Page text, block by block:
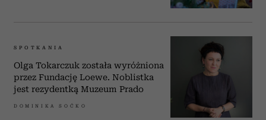
SPOTKANIA
Olga Tokarczuk została wyróżniona
przez Fundację Loewe. Noblistka
jest rezydentką Muzeum Prado
DOMINIKA SOĆKO